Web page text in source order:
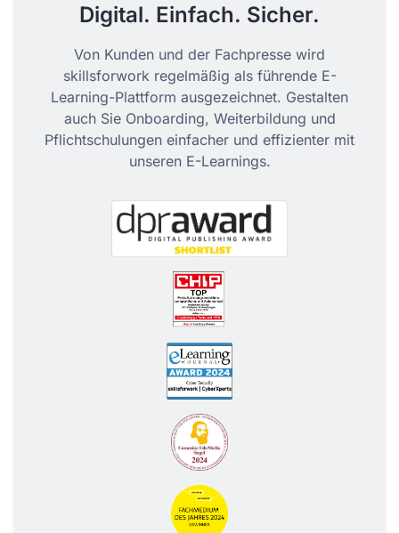
Digital. Einfach. Sicher.
Von Kunden und der Fachpresse wird
skillsforwork regelmäßig als führende E-
Learning-Plattform ausgezeichnet. Gestalten
auch Sie Onboarding, Weiterbildung und
Pflichtschulungen einfacher und effizienter mit
unseren E-Learnings.